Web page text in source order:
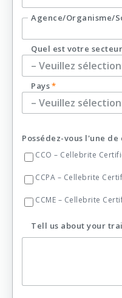
Agence/Organisme/
Quel est votre
Pays*
Possédez-vous l'une
CCO – Cellebrite
CCPA – Cellebrite
CCME – Cellebrite
Tell us about your